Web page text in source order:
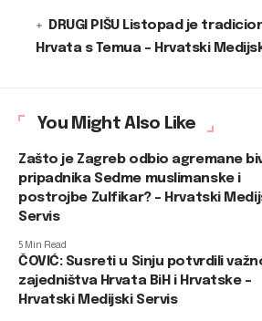
DRUGI PIŠU Listopad je
Hrvata s Temua – Hrvatski
You Might Also Like
Zašto je Zagreb odbio agremane
pripadnika Sedme muslimanske i
postrojbe Zulfikar? – Hrvatski
Servis
5 Min Read
ČOVIĆ: Susreti u Sinju potvrdili
zajedništva Hrvata BiH i Hrvatske –
Hrvatski Medijski Servis